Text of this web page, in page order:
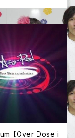
【Over Dose i